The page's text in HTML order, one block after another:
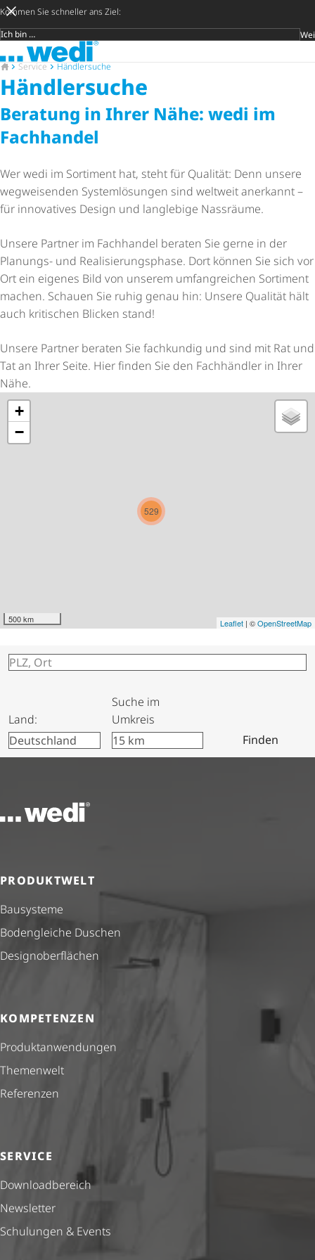
Kommen Sie schneller ans Ziel:
Zielgruppe
Zur Startseite
SpäterSuche
Zur Startseite
Service Händlersuche
Händlersuche
Beratung in Ihrer Nähe: wedi im
Fachhandel
Wer wedi im Sortiment hat, steht für Qualität: Denn unsere
wegweisenden Systemlösungen sind weltweit anerkannt –
für innovatives Design und langlebige Nassräume.
Unsere Partner im Fachhandel beraten Sie gerne in der
Planungs- und Reali­sie­rungs­phase. Dort können Sie sich vor
Ort ein eigenes Bild von unserem umfangreichen Sortiment
machen. Schauen Sie ruhig genau hin: Unsere Qualität hält
auch kritischen Blicken stand!
Unsere Partner beraten Sie fachkundig und sind mit Rat und
Tat an Ihrer Seite. Hier finden Sie den Fachhändler in Ihrer
Nähe.
529
+
−
500 km Leaflet | ©OpenStreetMap
Land:
Suche im
Umkreis
Finden
Zur Startseite
PRODUKTWELT
Bausysteme
Bodengleiche Duschen
Design­ober­flä­chen
KOMPETENZEN
Produkt­anwendungen
Themenwelt
Referenzen
SERVICE
Down­load­be­reich
Newsletter
Schulungen & Events